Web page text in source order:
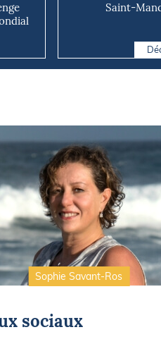
Saint-
Sophie Savant-Ros
sociaux